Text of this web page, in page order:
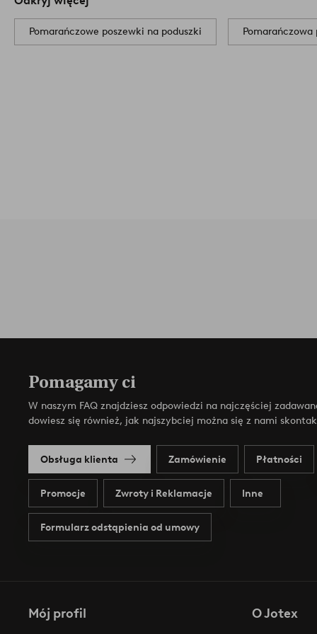
Pomarańczowe poszewki na poduszki Pomarańczowa
Pomagamy ci
W naszym FAQ znajdziesz odpowiedzi na najczęściej
dowiesz się również, jak najszybciej można się z nami
Obsługa klienta Zamówienie Płatności
Promocje Zwroty i Reklamacje Inne
Formularz odstąpienia od umowy
Mój profil O Jotex